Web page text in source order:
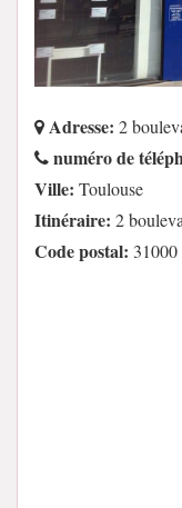
Adresse: 2
numéro de
Ville: Toulouse
Itinéraire: 2
Code postal: 31000